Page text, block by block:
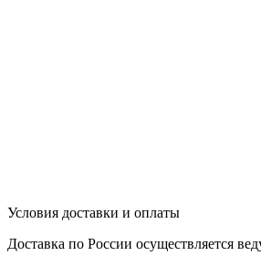
Условия доставки и оплаты
Доставка по России осуществляется